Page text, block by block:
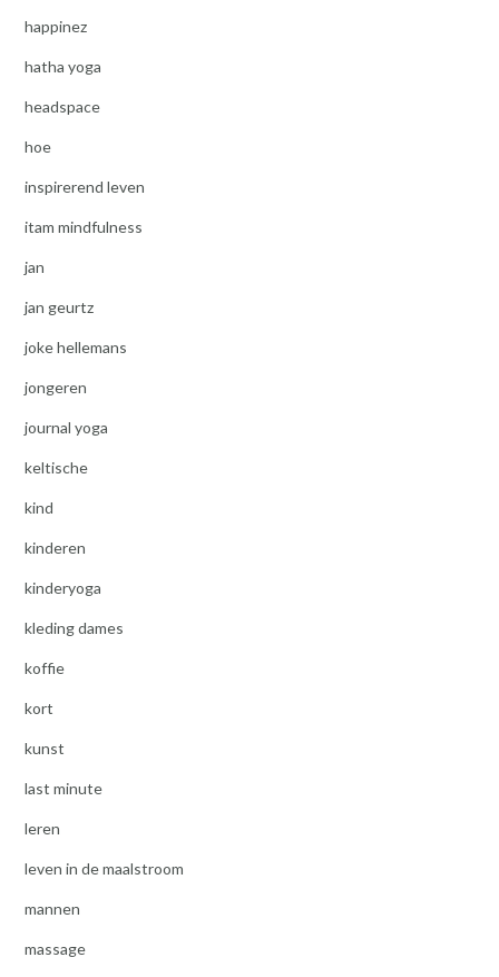
happinez
hatha yoga
headspace
hoe
inspirerend leven
itam mindfulness
jan
jan geurtz
joke hellemans
jongeren
journal yoga
keltische
kind
kinderen
kinderyoga
kleding dames
koffie
kort
kunst
last minute
leren
leven in de maalstroom
mannen
massage